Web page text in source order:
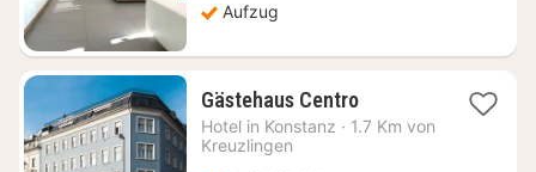
Aufzug
Gästehaus Centro1
Nacht
Hotel in Konstanz · 1.7 Km von
Kreuzlingen